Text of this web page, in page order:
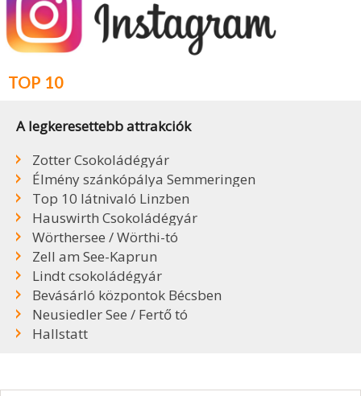
TOP 10
A legkeresettebb attrakciók
Zotter Csokoládégyár
Élmény szánkópálya Semmeringen
Top 10 látnivaló Linzben
Hauswirth Csokoládégyár
Wörthersee / Wörthi-tó
Zell am See-Kaprun
Lindt csokoládégyár
Bevásárló központok Bécsben
Neusiedler See / Fertő tó
Hallstatt